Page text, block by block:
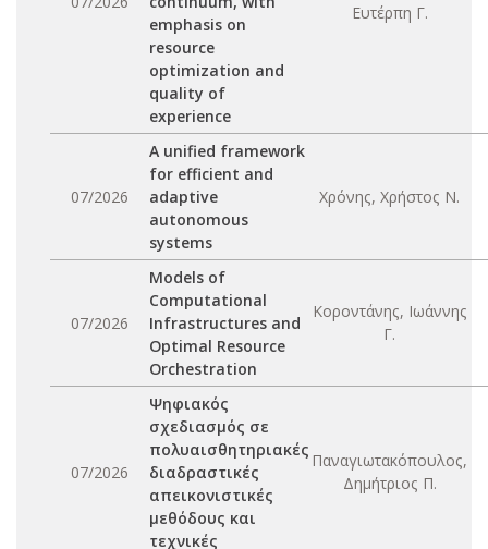
emphasis on
resource
optimization and
quality of
experience
Ευτέρπη Γ.
07/2026
A unified framework
for efficient and
adaptive
autonomous
systems
Χρόνης, Χρήστος Ν.
07/2026
Models of
Computational
Infrastructures and
Optimal Resource
Orchestration
Κοροντάνης, Ιωάννης
Γ.
07/2026
Ψηφιακός
σχεδιασμός σε
πολυαισθητηριακές
διαδραστικές
απεικονιστικές
μεθόδους και
τεχνικές
Παναγιωτακόπουλος,
Δημήτριος Π.